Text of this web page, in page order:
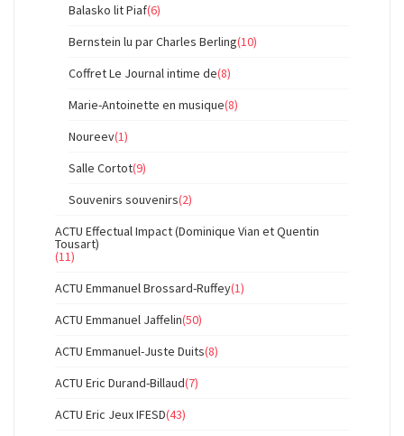
Balasko lit Piaf(6)
Bernstein lu par Charles Berling(10)
Coffret Le Journal intime de(8)
Marie-Antoinette en musique(8)
Noureev(1)
Salle Cortot(9)
Souvenirs souvenirs(2)
ACTU Effectual Impact (Dominique Vian et Quentin
Tousart)
(11)
ACTU Emmanuel Brossard-Ruffey(1)
ACTU Emmanuel Jaffelin(50)
ACTU Emmanuel-Juste Duits(8)
ACTU Eric Durand-Billaud(7)
ACTU Eric Jeux IFESD(43)